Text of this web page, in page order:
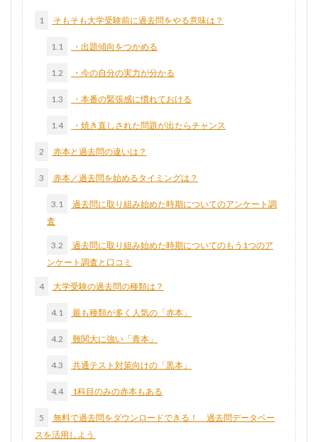
1 そもそも大学受験前に過去問をやる意味は？
1.1 ・出題傾向をつかめる
1.2 ・今の自分の実力が分かる
1.3 ・本番の緊張感に慣れておける
1.4 ・焼き直しされた問題が出たらチャンス
2 赤本と過去問の違いは？
3 赤本／過去問を始めるタイミングは？
3.1
過去問に取り組み始めた時期についてのアンケート調
査
3.2
過去問に取り組み始めた時期についてのもう1つのア
ンケート調査と口コミ
4 大学受験の過去問の種類は？
4.1 最も種類が多く人気の「赤本」
4.2 難関大に強い「青本」
4.3 共通テスト対策向けの「黒本」
4.4 1科目のみの赤本もある
5
無料で過去問をダウンロードできる！ 過去問データベー
スを活用しよう